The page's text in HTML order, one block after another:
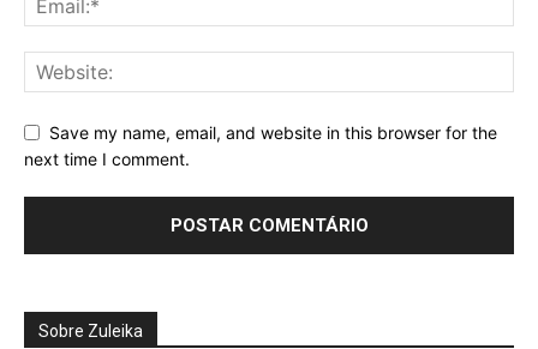
Full member access:
Etiam est nibh, lobortis sit
Ut mollis pellentesque tortor
Nullam eu erat condimentum
Donec quis est ac felis
Orci varius natoque dolor
Save my name, email, and website in this browser for the
next time I comment.
Sobre Zuleika